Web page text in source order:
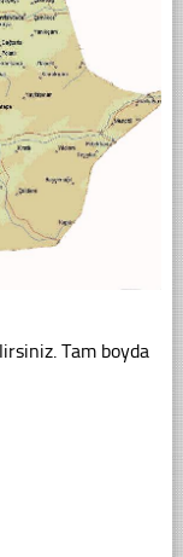
Tam boyda